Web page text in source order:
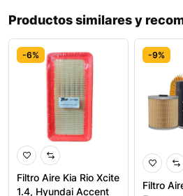
Productos similares y
-6%
Filtro Aire Kia Rio Xcite
1.4, Hyundai Accent
-9%
Filtro